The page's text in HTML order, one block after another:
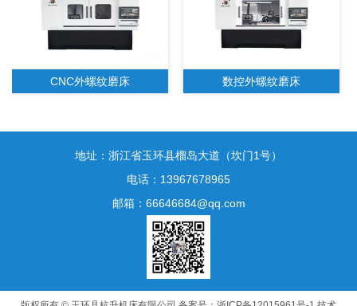
CNC外螺纹磨床 数控外螺纹磨床
地址：浙江省玉环县榴岛大道（坎门1号）
电话：13967678965
邮箱：66646684@qq.com